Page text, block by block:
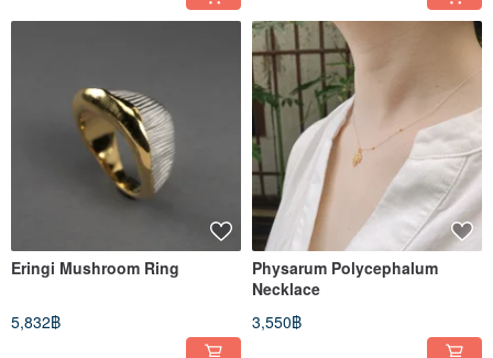
Eringi Mushroom Ring
5,832฿
Physarum Polycephalum
Necklace
3,550฿